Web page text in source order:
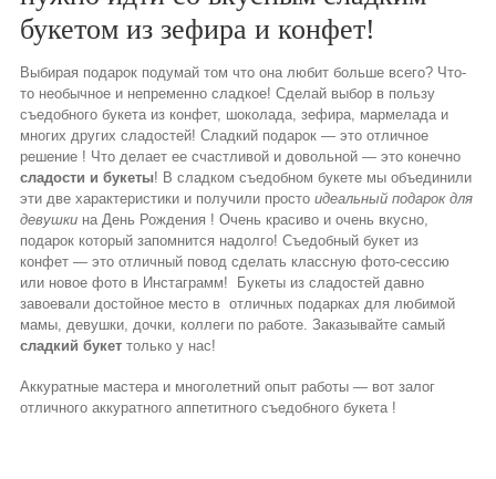
букетом из зефира и конфет!
Выбирая подарок подумай том что она любит больше всего? Что-
то необычное и непременно сладкое! Сделай выбор в пользу
съедобного букета из конфет, шоколада, зефира, мармелада и
многих других сладостей! Сладкий подарок — это отличное
решение ! Что делает ее счастливой и довольной — это конечно
сладости и букеты! В сладком съедобном букете мы объединили
эти две характеристики и получили просто идеальный подарок для
девушки на День Рождения ! Очень красиво и очень вкусно,
подарок который запомнится надолго! Съедобный букет из
конфет — это отличный повод сделать классную фото-сессию
или новое фото в Инстаграмм! Букеты из сладостей давно
завоевали достойное место в отличных подарках для любимой
мамы, девушки, дочки, коллеги по работе. Заказывайте самый
сладкий букет только у нас!
Аккуратные мастера и многолетний опыт работы — вот залог
отличного аккуратного аппетитного съедобного букета !